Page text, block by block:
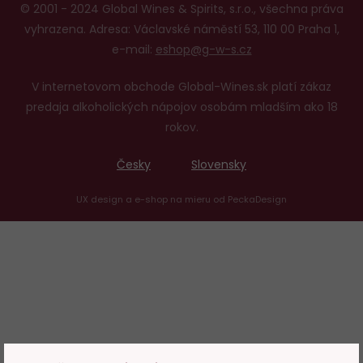
© 2001 - 2024 Global Wines & Spirits, s.r.o., všechna práva
vyhrazena. Adresa: Václavské náměstí 53, 110 00 Praha 1,
e-mail: eshop@g-w-s.cz
V internetovom obchode Global-Wines.sk platí zákaz
predaja alkoholických nápojov osobám mladším ako 18
rokov.
Česky Slovensky
UX design a e-shop na mieru od PeckaDesign